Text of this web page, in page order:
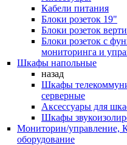
Кабели питания
Блоки розеток 19"
Блоки розеток
Блоки розеток с
мониторинга и
Шкафы напольные
назад
Шкафы
серверные
Аксессуары для
Шкафы
Мониторин/управление,
оборудование